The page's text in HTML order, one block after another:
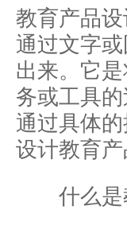
教育产品
通过文字
出来。它
务或工具
通过具体
设计教育
什么是